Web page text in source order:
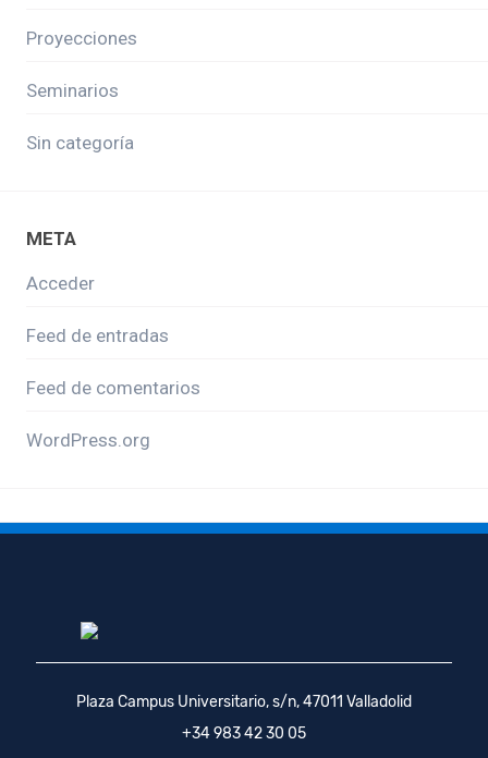
Proyecciones
Seminarios
Sin categoría
META
Acceder
Feed de entradas
Feed de comentarios
WordPress.org
Plaza Campus Universitario, s/n, 47011 Valladolid
+34 983 42 30 05